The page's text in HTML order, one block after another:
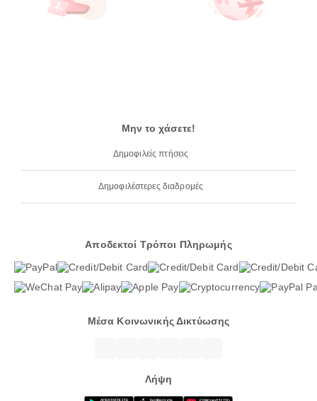
Μην το χάσετε!
Δημοφιλείς πτήσεις
Δημοφιλέστερες διαδρομές
Αποδεκτοί Τρόποι Πληρωμής
Μέσα Κοινωνικής Δικτύωσης
Λήψη